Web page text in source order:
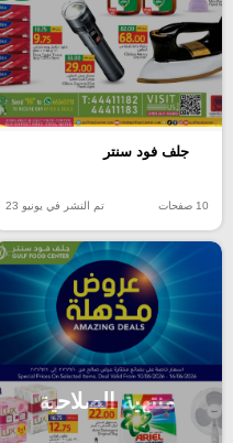
جلف فود سنتر
10 صفحات تم النشر في يونيو 23
منتهية الصلاحية